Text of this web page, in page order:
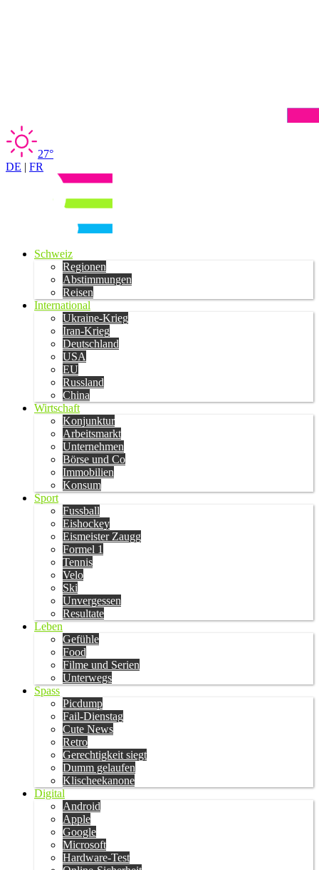
27°
DE | FR
Schweiz
Regionen
Abstimmungen
Reisen
International
Ukraine-Krieg
Iran-Krieg
Deutschland
USA
EU
Russland
China
Wirtschaft
Konjunktur
Arbeitsmarkt
Unternehmen
Börse und Co
Immobilien
Konsum
Sport
Fussball
Eishockey
Eismeister Zaugg
Formel 1
Tennis
Velo
Ski
Unvergessen
Resultate
Leben
Gefühle
Food
Filme und Serien
Unterwegs
Spass
Picdump
Fail-Dienstag
Cute News
Retro
Gerechtigkeit siegt
Dumm gelaufen
Klischeekanone
Digital
Android
Apple
Google
Microsoft
Hardware-Test